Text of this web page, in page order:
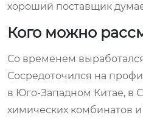
хороший поставщик
Кого можно
Со временем
Сосредоточился на
в Юго-Западном Китае, в
химических комбинатов